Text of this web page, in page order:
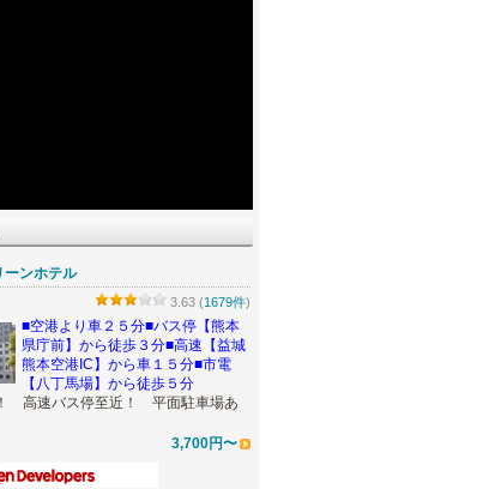
ーンホテル
3.63 (1679件)
■空港より車２５分■バス停【熊本
県庁前】から徒歩３分■高速【益城
熊本空港IC】から車１５分■市電
【八丁馬場】から徒歩５分
高速バス停至近！ 平面駐車場あ
3,700円〜